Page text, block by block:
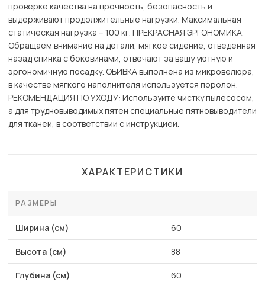
проверке качества на прочность, безопасность и
выдерживают продолжительные нагрузки. Максимальная
статическая нагрузка – 100 кг. ПРЕКРАСНАЯ ЭРГОНОМИКА.
Обращаем внимание на детали, мягкое сидение, отведенная
назад спинка с боковинами, отвечают за вашу уютную и
эргономичную посадку. ОБИВКА выполнена из микровелюра,
в качестве мягкого наполнителя используется поролон.
РЕКОМЕНДАЦИЯ ПО УХОДУ: Используйте чистку пылесосом,
а для трудновыводимых пятен специальные пятновыводители
для тканей, в соответствии с инструкцией.
ХАРАКТЕРИСТИКИ
РАЗМЕРЫ
Ширина (см) 60
Высота (см) 88
Глубина (см) 60